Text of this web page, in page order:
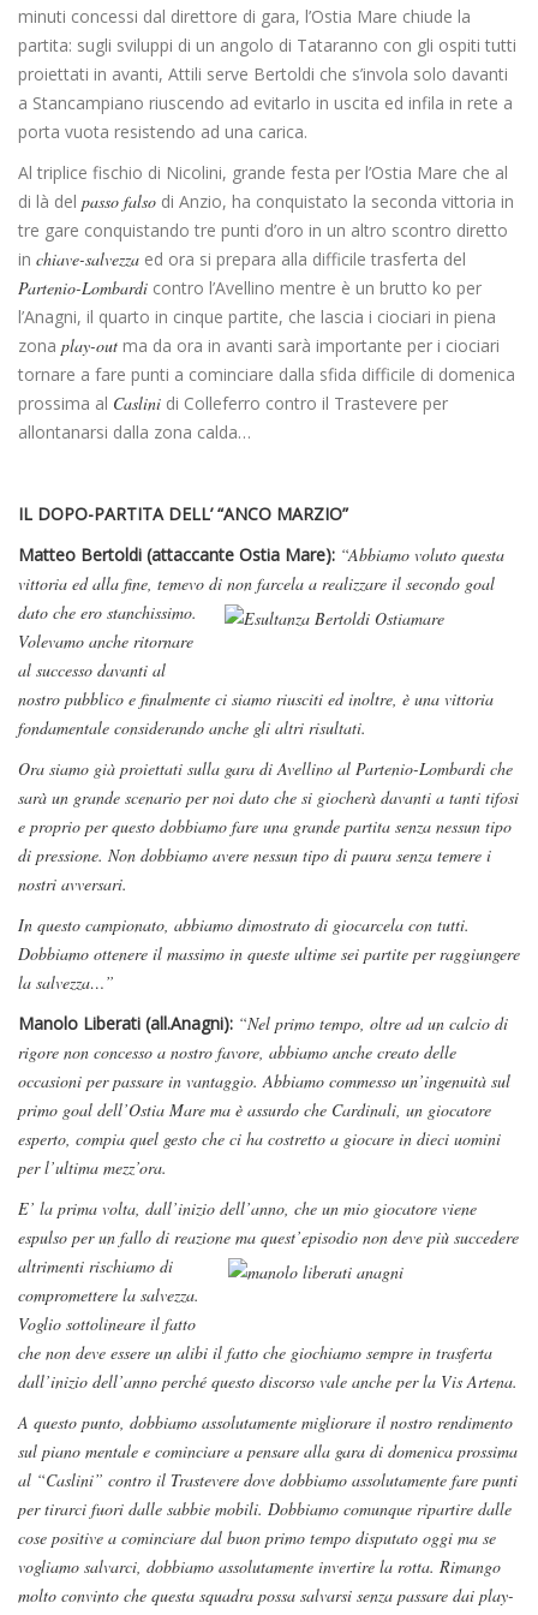
minuti concessi dal direttore di gara, l’Ostia Mare chiude la
partita: sugli sviluppi di un angolo di Tataranno con gli ospiti tutti
proiettati in avanti, Attili serve Bertoldi che s’invola solo davanti
a Stancampiano riuscendo ad evitarlo in uscita ed infila in rete a
porta vuota resistendo ad una carica.
Al triplice fischio di Nicolini, grande festa per l’Ostia Mare che al
di là del passo falso di Anzio, ha conquistato la seconda vittoria in
tre gare conquistando tre punti d’oro in un altro scontro diretto
in chiave-salvezza ed ora si prepara alla difficile trasferta del
Partenio-Lombardi contro l’Avellino mentre è un brutto ko per
l’Anagni, il quarto in cinque partite, che lascia i ciociari in piena
zona play-out ma da ora in avanti sarà importante per i ciociari
tornare a fare punti a cominciare dalla sfida difficile di domenica
prossima al Caslini di Colleferro contro il Trastevere per
allontanarsi dalla zona calda…
IL DOPO-PARTITA DELL’ “ANCO MARZIO”
Matteo Bertoldi (attaccante Ostia Mare): “Abbiamo voluto questa
vittoria ed alla fine, temevo di non farcela a realizzare il secondo goal
dato che ero stanchissimo.
Volevamo anche ritornare
al successo davanti al
nostro pubblico e finalmente ci siamo riusciti ed inoltre, è una vittoria
fondamentale considerando anche gli altri risultati.
Ora siamo già proiettati sulla gara di Avellino al Partenio-Lombardi che
sarà un grande scenario per noi dato che si giocherà davanti a tanti tifosi
e proprio per questo dobbiamo fare una grande partita senza nessun tipo
di pressione. Non dobbiamo avere nessun tipo di paura senza temere i
nostri avversari.
In questo campionato, abbiamo dimostrato di giocarcela con tutti.
Dobbiamo ottenere il massimo in queste ultime sei partite per raggiungere
la salvezza…”
Manolo Liberati (all.Anagni): “Nel primo tempo, oltre ad un calcio di
rigore non concesso a nostro favore, abbiamo anche creato delle
occasioni per passare in vantaggio. Abbiamo commesso un’ingenuità sul
primo goal dell’Ostia Mare ma è assurdo che Cardinali, un giocatore
esperto, compia quel gesto che ci ha costretto a giocare in dieci uomini
per l’ultima mezz’ora.
E’ la prima volta, dall’inizio dell’anno, che un mio giocatore viene
espulso per un fallo di reazione ma quest’episodio non deve più succedere
altrimenti rischiamo di
compromettere la salvezza.
Voglio sottolineare il fatto
che non deve essere un alibi il fatto che giochiamo sempre in trasferta
dall’inizio dell’anno perché questo discorso vale anche per la Vis Artena.
A questo punto, dobbiamo assolutamente migliorare il nostro rendimento
sul piano mentale e cominciare a pensare alla gara di domenica prossima
al “Caslini” contro il Trastevere dove dobbiamo assolutamente fare punti
per tirarci fuori dalle sabbie mobili. Dobbiamo comunque ripartire dalle
cose positive a cominciare dal buon primo tempo disputato oggi ma se
vogliamo salvarci, dobbiamo assolutamente invertire la rotta. Rimango
molto convinto che questa squadra possa salvarsi senza passare dai play-